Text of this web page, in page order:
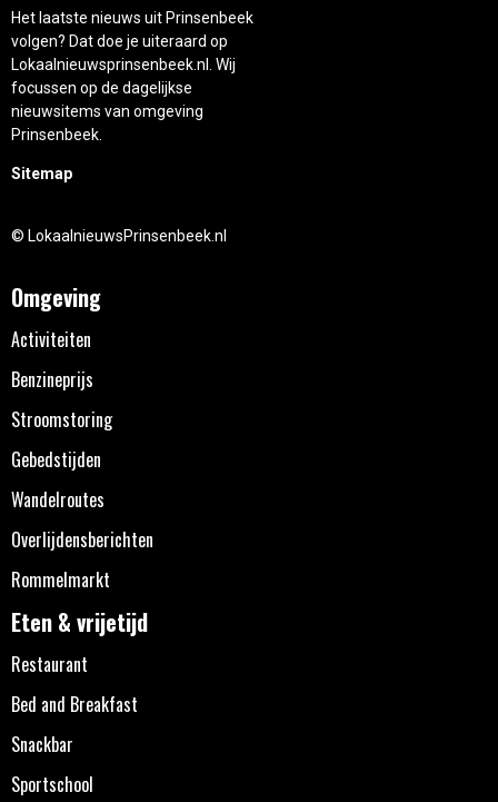
Het laatste nieuws uit Prinsenbeek
volgen? Dat doe je uiteraard op
Lokaalnieuwsprinsenbeek.nl. Wij
focussen op de dagelijkse
nieuwsitems van omgeving
Prinsenbeek.
Sitemap
© LokaalnieuwsPrinsenbeek.nl
Omgeving
Activiteiten
Benzineprijs
Stroomstoring
Gebedstijden
Wandelroutes
Overlijdensberichten
Rommelmarkt
Eten & vrijetijd
Restaurant
Bed and Breakfast
Snackbar
Sportschool